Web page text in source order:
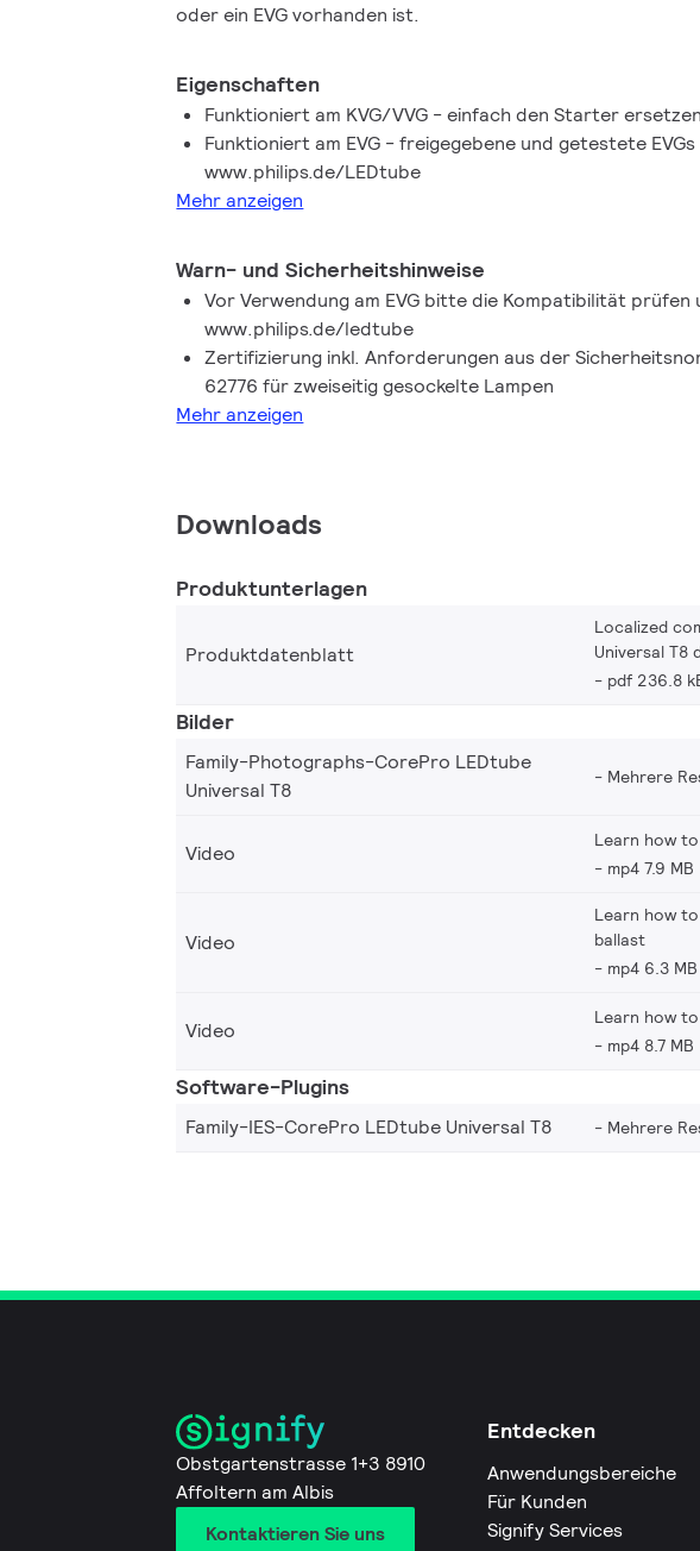
oder ein EVG vorhanden ist.
Eigenschaften
Funktioniert am KVG/VVG - einfach den Starter ersetzen
Funktioniert am EVG - freigegebene und getestete
www.philips.de/LEDtube
Mehr anzeigen
Warn- und Sicherheitshinweise
Vor Verwendung am EVG bitte die Kompatibilität prüfen
www.philips.de/ledtube
Zertifizierung inkl. Anforderungen aus der
62776 für zweiseitig gesockelte Lampen
Mehr anzeigen
Downloads
Produktunterlagen
Produktdatenblatt
Localized
Universal T8
pdf 236.8
Bilder
Family-Photographs-CorePro LEDtube
Universal T8
Mehrere
Video
Learn how
mp4 7.9 MB
Video
Learn how
ballast
mp4 6.3 MB
Video
Learn how
mp4 8.7 MB
Software-Plugins
Family-IES-CorePro LEDtube Universal T8 Mehrere
Obstgartenstrasse 1+3 8910
Affoltern am Albis
Kontaktieren Sie uns
Entdecken
Anwendungsbereiche
Für Kunden
Signify Services